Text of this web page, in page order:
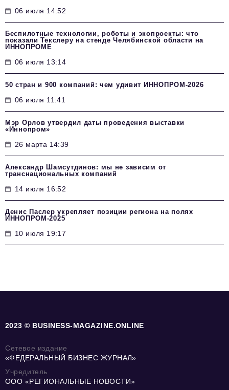
06 июля 14:52
Беспилотные технологии, роботы и экопроекты: что
показали Текслеру на стенде Челябинской области на
ИННОПРОМЕ
06 июля 13:14
50 стран и 900 компаний: чем удивит ИННОПРОМ‑2026
06 июля 11:41
Мэр Орлов утвердил даты проведения выставки
«Иннопром»
26 марта 14:39
Александр Шамсутдинов: мы не зависим от
транснациональных компаний
14 июля 16:52
Денис Паслер укрепляет позиции региона на полях
ИННОПРОМ-2025
10 июля 19:17
2023 © BUSINESS-MAGAZINE.ONLINE
Сетевое издание
«ФЕДЕРАЛЬНЫЙ БИЗНЕС ЖУРНАЛ»
Учредитель
ООО «РЕГИОНАЛЬНЫЕ НОВОСТИ»